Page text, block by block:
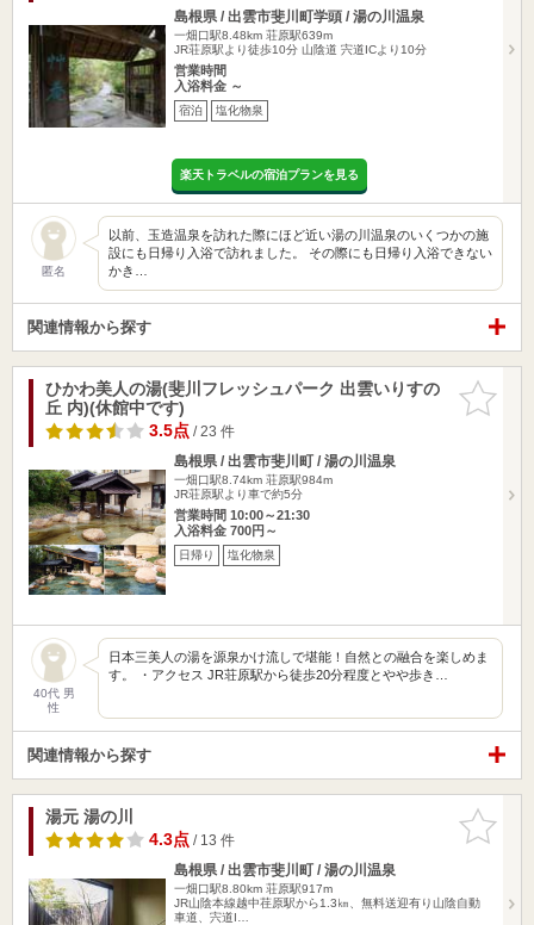
島根県 / 出雲市斐川町学頭 / 湯の川温泉
一畑口駅8.48km 荘原駅639m
JR荘原駅より徒歩10分 山陰道 宍道ICより10分
営業時間
入浴料金 ～
宿泊 塩化物泉
楽天トラベルの宿泊プランを見る
匿名
以前、玉造温泉を訪れた際にほど近い湯の川温泉のいくつかの施
設にも日帰り入浴で訪れました。 その際にも日帰り入浴できない
かき…
関連情報から探す
お気に入
りに追加
ひかわ美人の湯(斐川フレッシュパーク 出雲いりすの
丘 内)(休館中です)
3.5点/ 23 件
島根県 / 出雲市斐川町 / 湯の川温泉
一畑口駅8.74km 荘原駅984m
JR荘原駅より車で約5分
営業時間 10:00～21:30
入浴料金 700円～
日帰り 塩化物泉
40代 男
性
日本三美人の湯を源泉かけ流しで堪能！自然との融合を楽しめま
す。 ・アクセス JR荘原駅から徒歩20分程度とやや歩き…
関連情報から探す
お気に入
りに追加
湯元 湯の川
4.3点/ 13 件
島根県 / 出雲市斐川町 / 湯の川温泉
一畑口駅8.80km 荘原駅917m
JR山陰本線越中荏原駅から1.3㎞、無料送迎有り山陰自動
車道、宍道I…